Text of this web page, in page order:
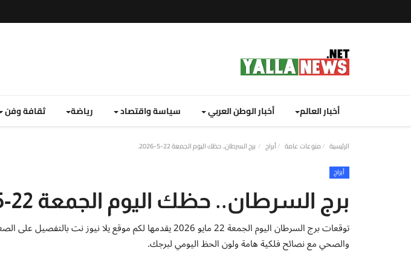
أخبار العالم أخبار الوطن العربي سياسة واقتصاد رياضة ثقافة وفن
الرئيسية منوعات عامة أبراج برج السرطان.. حظك اليوم الجمعة 22-5-2026.
أبراج
برج السرطان.. حظك اليوم الجمعة 22-5-2026.
توقعات برج السرطان اليوم الجمعة 22 مايو 2026 يقدمها لكم موقع يلا نيوز نت
والصحي مع نصائح فلكية هامة ولون الحظ اليومي لبرجك.